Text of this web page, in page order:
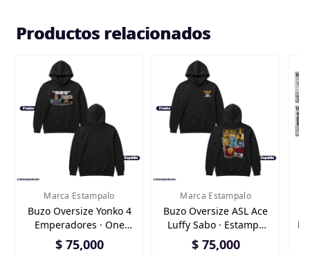
Productos relacionados
Marca Estampalo
Buzo Oversize Yonko 4
Emperadores · One
Piece
$ 75,000
Marca Estampalo
Buzo Oversize ASL Ace
Luffy Sabo · Estampa
Anime One Piece
$ 75,000